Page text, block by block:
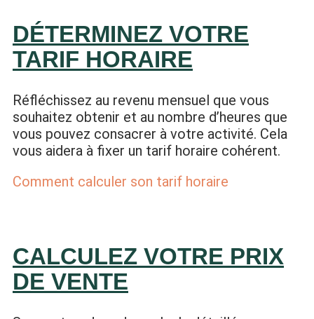
DÉTERMINEZ VOTRE
TARIF HORAIRE
Réfléchissez au revenu mensuel que vous
souhaitez obtenir et au nombre d’heures que
vous pouvez consacrer à votre activité. Cela
vous aidera à fixer un tarif horaire cohérent.
Comment calculer son tarif horaire
CALCULEZ VOTRE PRIX
DE VENTE